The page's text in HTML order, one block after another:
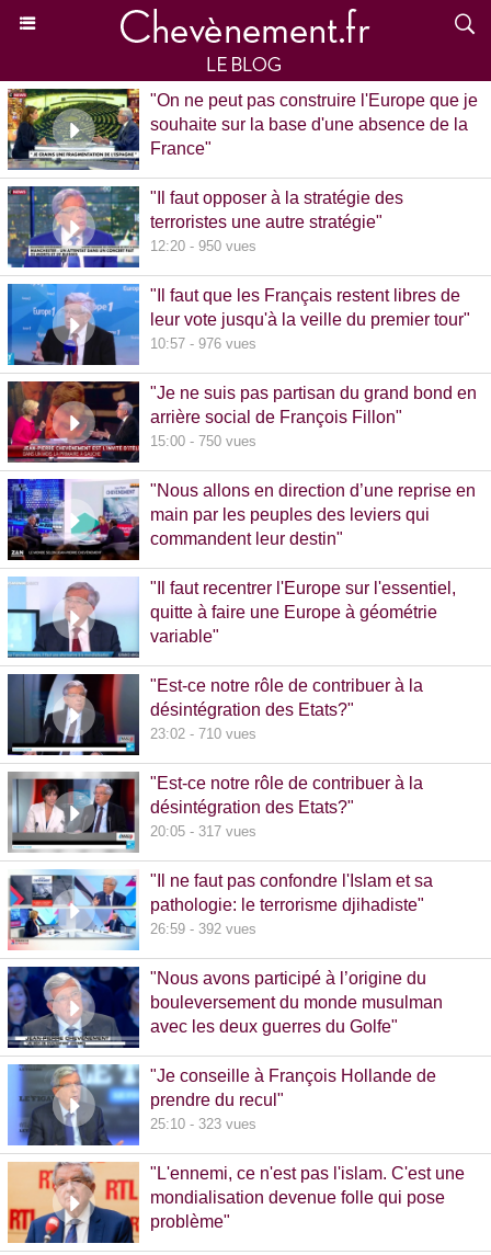
"On ne peut pas construire l'Europe que je
souhaite sur la base d'une absence de la
France"
"Il faut opposer à la stratégie des
terroristes une autre stratégie"
12:20 - 950 vues
"Il faut que les Français restent libres de
leur vote jusqu'à la veille du premier tour"
10:57 - 976 vues
"Je ne suis pas partisan du grand bond en
arrière social de François Fillon"
15:00 - 750 vues
"Nous allons en direction d’une reprise en
main par les peuples des leviers qui
commandent leur destin"
"Il faut recentrer l'Europe sur l'essentiel,
quitte à faire une Europe à géométrie
variable"
"Est-ce notre rôle de contribuer à la
désintégration des Etats?"
23:02 - 710 vues
"Est-ce notre rôle de contribuer à la
désintégration des Etats?"
20:05 - 317 vues
"Il ne faut pas confondre l'Islam et sa
pathologie: le terrorisme djihadiste"
26:59 - 392 vues
"Nous avons participé à l’origine du
bouleversement du monde musulman
avec les deux guerres du Golfe"
"Je conseille à François Hollande de
prendre du recul"
25:10 - 323 vues
"L'ennemi, ce n'est pas l'islam. C'est une
mondialisation devenue folle qui pose
problème"